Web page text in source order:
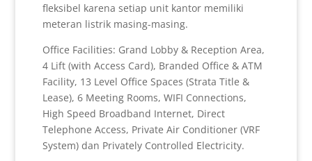
fleksibel karena setiap unit kantor memiliki
meteran listrik masing-masing.
Office Facilities: Grand Lobby & Reception Area,
4 Lift (with Access Card), Branded Office & ATM
Facility, 13 Level Office Spaces (Strata Title &
Lease), 6 Meeting Rooms, WIFI Connections,
High Speed Broadband Internet, Direct
Telephone Access, Private Air Conditioner (VRF
System) dan Privately Controlled Electricity.